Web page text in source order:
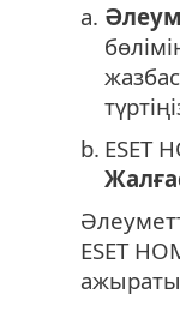
a.
b. ESET
ESET